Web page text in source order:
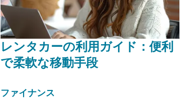
レンタカーの利用ガイド：便利
で柔軟な移動手段
ファイナンス